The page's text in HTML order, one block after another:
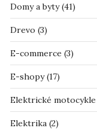
Domy a byty(41)
Drevo (3)
E-commerce (3)
E-shopy(17)
Elektrické motocykle
Elektrika(2)